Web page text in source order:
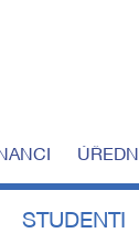
STUDENTI